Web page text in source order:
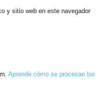
y sitio web en este navegador
Aprende cómo se procesan los